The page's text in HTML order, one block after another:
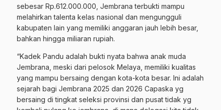
sebesar Rp.612.000.000, Jembrana terbukti mampu
melahirkan talenta kelas nasional dan mengungguli
kabupaten lain yang memiliki anggaran jauh lebih besar,
bahkan hingga miliaran rupiah.
“Kadek Pandu adalah bukti nyata bahwa anak muda
Jembrana, meski dari pelosok Melaya, memiliki kualitas
yang mampu bersaing dengan kota-kota besar. Ini adalah
sejarah bagi Jembrana 2025 dan 2026 Capaska yg
bersaing di tingkat seleksi provinsi dan pusat tidak yg